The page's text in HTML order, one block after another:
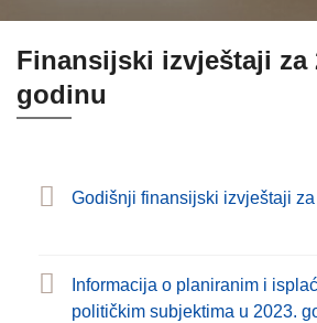
Finansijski izvještaji za
godinu
Godišnji finansijski izvještaji
Informacija o planiranim i
političkim subjektima u 2023.